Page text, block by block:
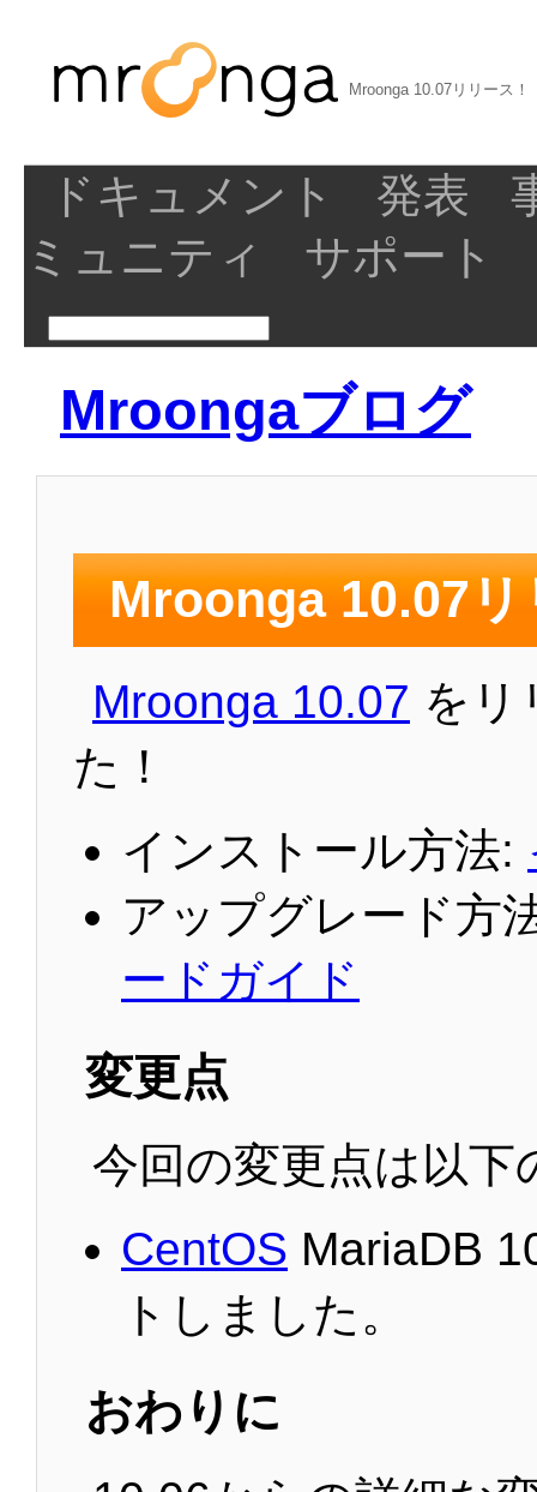
Mroonga 10.07リリース！
ドキュメント 発表
ミュニティ
サポート
Mroongaブログ
Mroonga 10.07リ
Mroonga 10.07 をリ
た！
インストール方法:
アップグレード方
ードガイド
変更点
今回の変更点は以下
CentOS MariaDB
トしました。
おわりに